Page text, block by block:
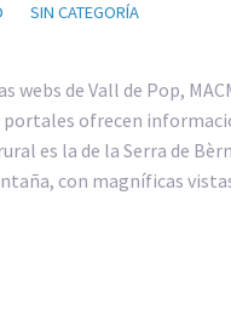
SIN CATEGORÍA
webs de Vall de Pop,
portales ofrecen
es la de la Serra de
con magníficas